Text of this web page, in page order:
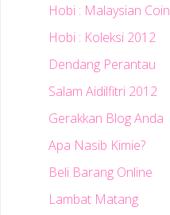
Hobi : Malaysian Coin
Hobi : Koleksi 2012
Dendang Perantau
Salam Aidilfitri 2012
Gerakkan Blog Anda
Apa Nasib Kimie?
Beli Barang Online
Lambat Matang